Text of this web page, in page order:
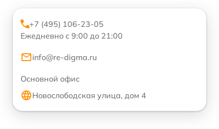
+7 (495) 106-23-05
Ежедневно с 9:00 до 21:00
info@re-digma.ru
Основной офис
Новослободская улица, дом 4